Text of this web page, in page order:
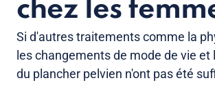
chez les
Si d'autres traitements comme la
les changements de mode de vie et
du plancher pelvien n'ont pas été